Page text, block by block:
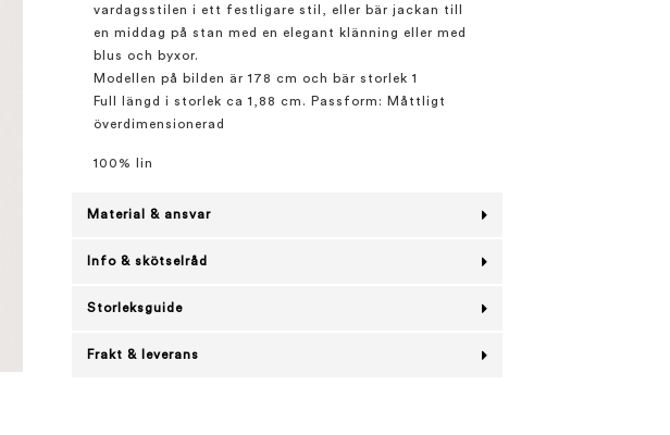
vardagsstilen i ett festligare stil, eller bär jackan till
en middag på stan med en elegant klänning eller med
blus och byxor.
Modellen på bilden är 178 cm och bär storlek 1
Full längd i storlek ca 1,88 cm. Passform: Måttligt
överdimensionerad
100% lin
Material & ansvar
Info & skötselråd
Storleksguide
Frakt & leverans